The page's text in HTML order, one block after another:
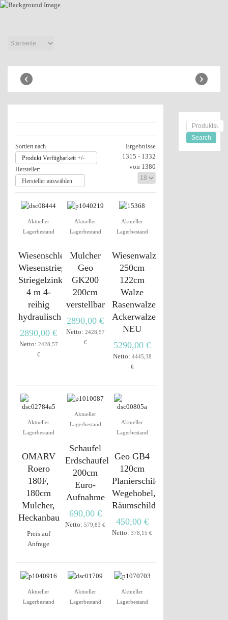
Shop
›
‹
Sortiert nach
Produkt Verfügbarkeit +/-
Hersteller:
Hersteller auswählen
Ergebnisse
1315 - 1332
von 1380
Aktueller
Lagerbestand
Wiesenschleppe
Wiesenstriegel
Striegelzinken
4 m 4-
reihig
hydraulisch
2890,00 €
Netto: 2428,57
€
Aktueller
Lagerbestand
Mulcher
Geo
GK200
200cm
verstellbar
2890,00 €
Netto: 2428,57
€
Aktueller
Lagerbestand
Wiesenwalze
250cm
122cm
Walze
Rasenwalze
Ackerwalze
NEU
5290,00 €
Netto: 4445,38
€
Aktueller
Lagerbestand
OMARV
Roero
180F,
180cm
Mulcher,
Heckanbau
Preis auf
Anfrage
Aktueller
Lagerbestand
Schaufel
Erdschaufel
200cm
Euro-
Aufnahme
690,00 €
Netto:579,83 €
Aktueller
Lagerbestand
Geo GB4
120cm
Planierschild,
Wegehobel,
Räumschild
450,00 €
Netto:378,15 €
Aktueller
Lagerbestand
Aktueller
Lagerbestand
Aktueller
Lagerbestand